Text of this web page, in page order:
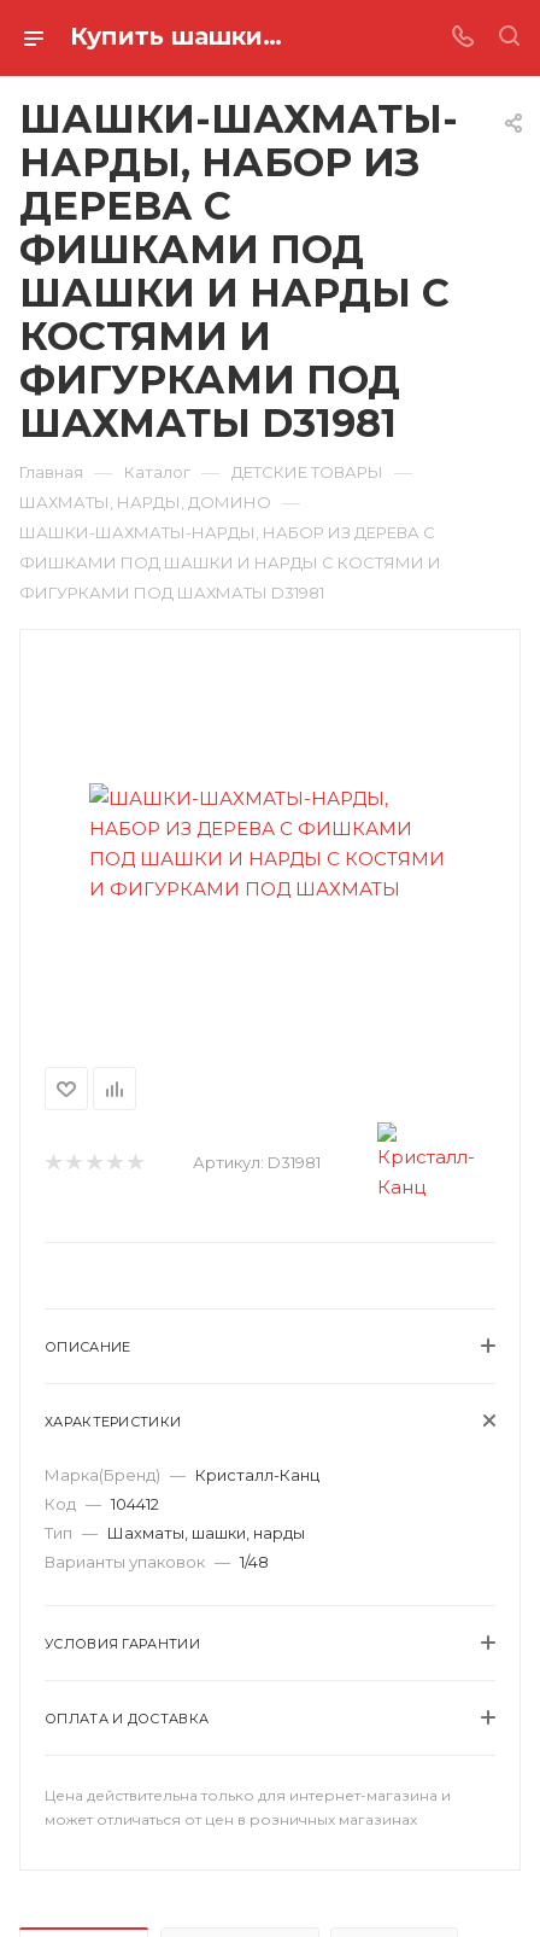
Купить шашки-шахматы-нарды, набор из дерева с фишками под шашки и нарды с костями и фигурками под шахматы D31981 в Ростове-на-Дону
ШАШКИ-ШАХМАТЫ-
НАРДЫ, НАБОР ИЗ
ДЕРЕВА С
ФИШКАМИ ПОД
ШАШКИ И НАРДЫ С
КОСТЯМИ И
ФИГУРКАМИ ПОД
ШАХМАТЫ D31981
Главная — Каталог — ДЕТСКИЕ ТОВАРЫ —
ШАХМАТЫ, НАРДЫ, ДОМИНО —
ШАШКИ-ШАХМАТЫ-НАРДЫ, НАБОР ИЗ ДЕРЕВА С
ФИШКАМИ ПОД ШАШКИ И НАРДЫ С КОСТЯМИ И
ФИГУРКАМИ ПОД ШАХМАТЫ D31981
Артикул: D31981
ОПИСАНИЕ
ХАРАКТЕРИСТИКИ
Марка(Бренд) — Кристалл-Канц
Код — 104412
Тип — Шахматы, шашки, нарды
Варианты упаковок — 1/48
УСЛОВИЯ ГАРАНТИИ
ОПЛАТА И ДОСТАВКА
Цена действительна только для интернет-магазина и
может отличаться от цен в розничных магазинах